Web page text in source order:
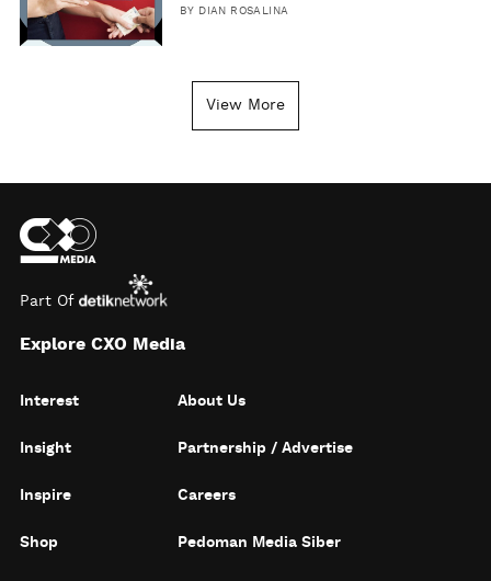
BY DIAN ROSALINA
View More
Part Of
Explore CXO Media
Interest
Insight
Inspire
Shop
About Us
Partnership / Advertise
Careers
Pedoman Media Siber